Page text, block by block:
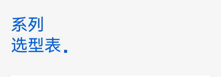
系列
选型表